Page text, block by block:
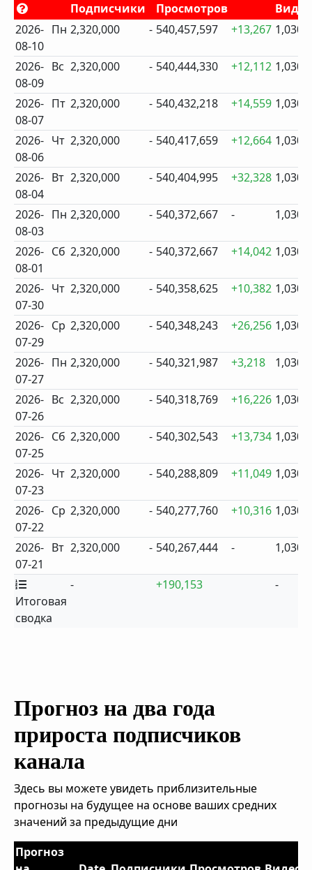
Подписчики
Просмотров
Видео
2026-
08-10
Пн 2,320,000 - 540,457,597 +13,267 1,030
2026-
08-09
Вс 2,320,000 - 540,444,330 +12,112 1,030
2026-
08-07
Пт 2,320,000 - 540,432,218 +14,559 1,030
2026-
08-06
Чт 2,320,000 - 540,417,659 +12,664 1,030
2026-
08-04
Вт 2,320,000 - 540,404,995 +32,328 1,030
2026-
08-03
Пн 2,320,000 - 540,372,667 - 1,030
2026-
08-01
Сб 2,320,000 - 540,372,667 +14,042 1,030
2026-
07-30
Чт 2,320,000 - 540,358,625 +10,382 1,030
2026-
07-29
Ср 2,320,000 - 540,348,243 +26,256 1,030
2026-
07-27
Пн 2,320,000 - 540,321,987 +3,218 1,030
2026-
07-26
Вс 2,320,000 - 540,318,769 +16,226 1,030
2026-
07-25
Сб 2,320,000 - 540,302,543 +13,734 1,030
2026-
07-23
Чт 2,320,000 - 540,288,809 +11,049 1,030
2026-
07-22
Ср 2,320,000 - 540,277,760 +10,316 1,030
2026-
07-21
Вт 2,320,000 - 540,267,444 - 1,030
Итоговая
сводка
- +190,153 -
Прогноз на два года
прироста подписчиков
канала
Здесь вы можете увидеть приблизительные
прогнозы на будущее на основе ваших средних
значений за предыдущие дни
Прогноз